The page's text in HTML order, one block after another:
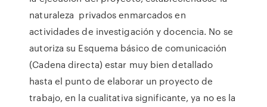
naturaleza privados enmarcados en
actividades de investigación y docencia. No se
autoriza su Esquema básico de comunicación
(Cadena directa) estar muy bien detallado
hasta el punto de elaborar un proyecto de
trabajo, en la cualitativa significante, ya no es la